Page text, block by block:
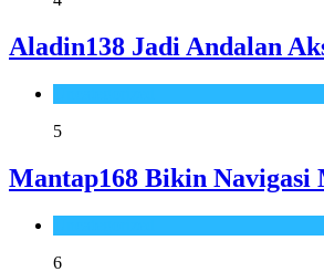
Aladin138 Jadi Andalan
5
Mantap168 Bikin
6